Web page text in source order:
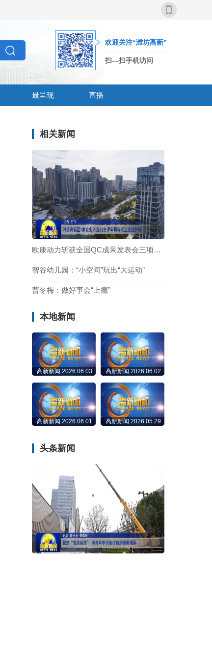
欢迎关注“潍坊高新”
扫—扫手机访问
最呈现 直播
相关新闻
欧康动力斩获全国QC成果发表会三项大奖
智谷幼儿园：“小空间”玩出“大运动”
曹冬梅：做好事会“上瘾”
本地新闻
高新新闻 2026.06.03 高新新闻 2026.06.02
高新新闻 2026.06.01 高新新闻 2026.05.29
头条新闻